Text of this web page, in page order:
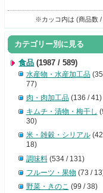
※カッコ内は (商品数 /
カテゴリー別に見る
食品 (1987 / 589)
水産物・水産加工品
77)
肉・肉加工品(136 / 41)
キムチ・漬物・梅干し
30)
米・雑穀・シリアル
18)
調味料(534 / 131)
フルーツ・果物 (73 /
野菜・きのこ (99 / 38)